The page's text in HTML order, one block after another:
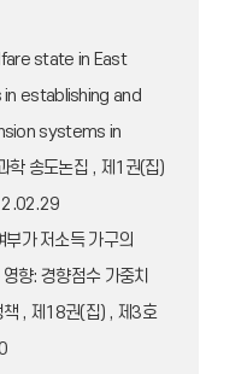
state in East
establishing and
systems in
송도논집 , 제1권(집)
가 저소득 가구의
향: 경향점수 가중치
책 , 제18권(집) , 제3호